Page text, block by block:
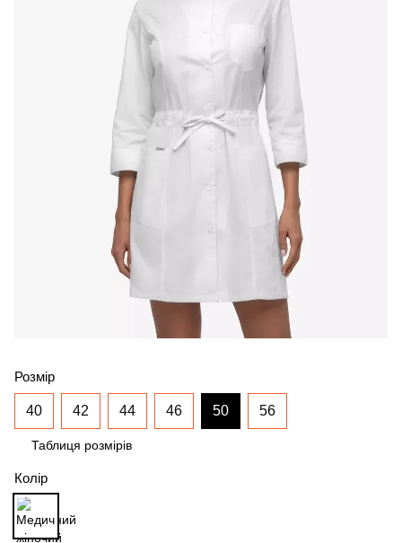
Розмір
40 42 44 46 50 56
Таблиця розмірів
Колір